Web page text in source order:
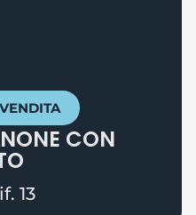
CON
13